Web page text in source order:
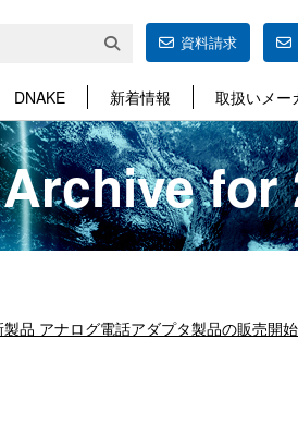
資料請求
DNAKE 新着情報 取扱いメー
Archive for
品 アナログ電話アダプタ製品の販売開始